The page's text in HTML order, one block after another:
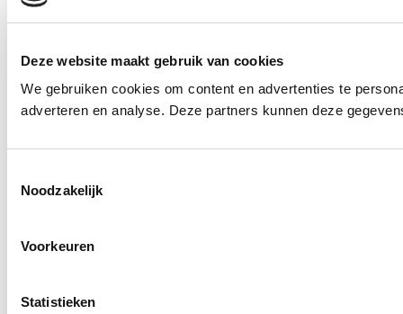
Deze website maakt gebruik van cookies
We gebruiken cookies om content en advertenties te
adverteren en analyse. Deze partners kunnen deze
Noodzakelijk
Voorkeuren
Statistieken